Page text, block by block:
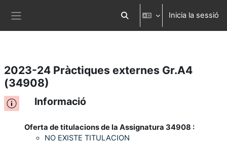
Ves al contingut principal Commuta l'entrada de la cerca
Inicia la sessió
2023-24 Pràctiques externes Gr.A4
(34908)
Informació
Oferta de titulacions de la Assignatura 34908 :
NO EXISTE TITULACION